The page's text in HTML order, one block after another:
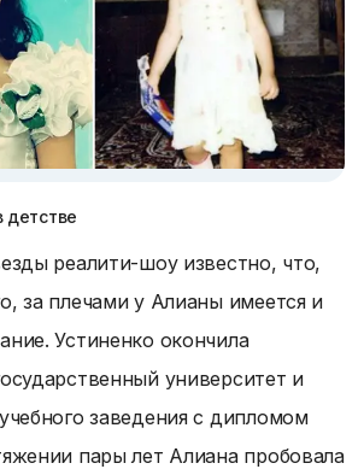
детстве
реалити-шоу известно, что,
за плечами у Алианы имеется и
Устиненко окончила
университет и
заведения с дипломом
пары лет Алиана пробовала